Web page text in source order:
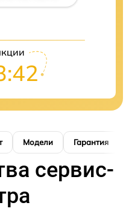
Модели Гарантия
сервис-